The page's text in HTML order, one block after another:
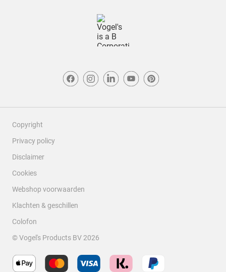
Copyright
Privacy policy
Disclaimer
Cookies
Webshop voorwaarden
Klachten & geschillen
Colofon
© Vogel's Products BV2026